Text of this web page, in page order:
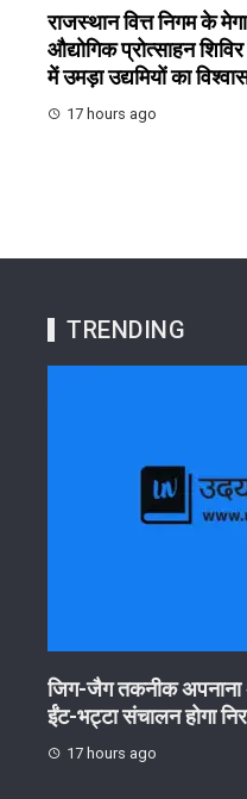
राजस्थान वित्त निगम के मेगा
औद्योगिक प्रोत्साहन शिविर
में उमड़ा उद्यमियों का
17 hours ago
TRENDING
जिग-जैग तकनीक अपनाना
ईंट-भट्टा संचालन होगा
17 hours ago